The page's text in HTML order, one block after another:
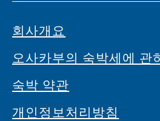
회사개요
오사카부의 숙박세에 관
숙박 약관
개인정보처리방침